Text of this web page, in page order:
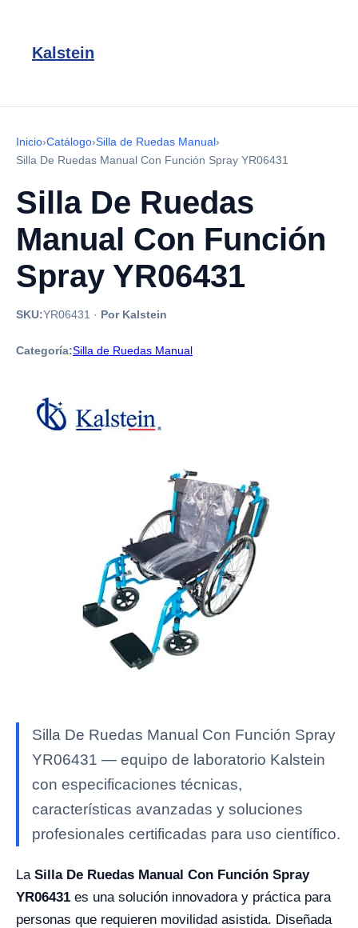
Kalstein
Inicio›Catálogo›Silla de Ruedas Manual›
Silla De Ruedas Manual Con Función Spray YR06431
Silla De Ruedas
Manual Con Función
Spray YR06431
SKU:YR06431 · Por Kalstein
Categoría:Silla de Ruedas Manual
Silla De Ruedas Manual Con Función Spray
YR06431 — equipo de laboratorio Kalstein
con especificaciones técnicas,
características avanzadas y soluciones
profesionales certificadas para uso científico.
La Silla De Ruedas Manual Con Función Spray
YR06431 es una solución innovadora y práctica para
personas que requieren movilidad asistida. Diseñada